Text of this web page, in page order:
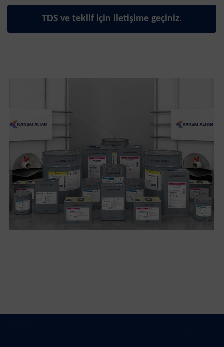
TDS ve teklif için iletişime geçiniz.